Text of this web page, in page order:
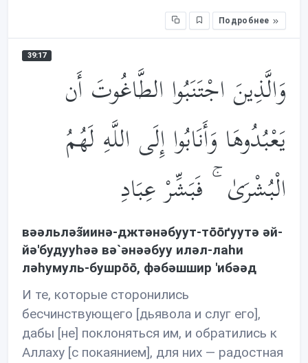
Подробнее
39:17
وَالَّذِينَ اجْتَنَبُوا الطَّاغُوتَ أَن
يَعْبُدُوهَا وَأَنَابُوا إِلَى اللَّهِ لَهُمُ
الْبُشْرَىٰ ۚ فَبَشِّرْ عِبَادِ
вəəльлəз̃иинə-джтəнəбуут-тōōґуутə əй-
йə'будууhəə вə`əнəəбуу илəл-лаhи
лəhумуль-бушрōō, фəбəшшир 'ибəəд
И те, которые сторонились
бесчинствующего [дьявола и слуг его],
дабы [не] поклоняться им, и обратились к
Аллаху [с покаянием], для них — радостная